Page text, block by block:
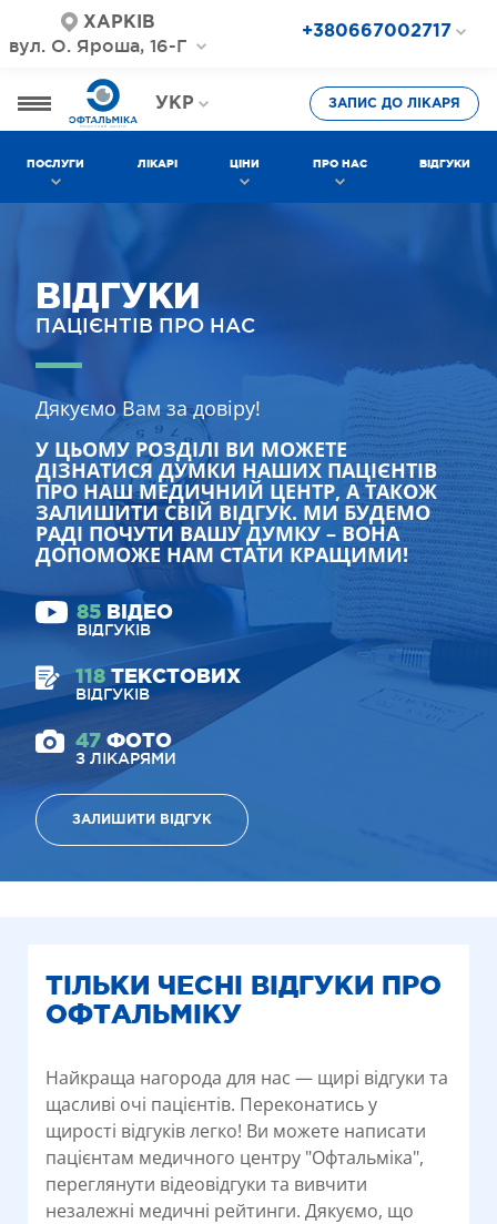
ХАРКІВ
вул. О. Яроша, 16-Г
+380667002717
+380577002717
УКР
РОС
ЗАПИС ДО ЛІКАРЯ
ПОСЛУГИ ЛІКАРІ ЦІНИ ПРО НАС ВІДГУКИ
ВІДГУКИ
ПАЦІЄНТІВ ПРО НАС
Дякуємо Вам за довіру!
У ЦЬОМУ РОЗДІЛІ ВИ МОЖЕТЕ
ДІЗНАТИСЯ ДУМКИ НАШИХ ПАЦІЄНТІВ
ПРО НАШ МЕДИЧНИЙ ЦЕНТР, А ТАКОЖ
ЗАЛИШИТИ СВІЙ ВІДГУК. МИ БУДЕМО
РАДІ ПОЧУТИ ВАШУ ДУМКУ – ВОНА
ДОПОМОЖЕ НАМ СТАТИ КРАЩИМИ!
85 ВІДЕО
ВІДГУКІВ
118 ТЕКСТОВИХ
ВІДГУКІВ
47 ФОТО
З ЛІКАРЯМИ
ЗАЛИШИТИ ВІДГУК
ТІЛЬКИ ЧЕСНІ ВІДГУКИ ПРО
ОФТАЛЬМІКУ
Найкраща нагорода для нас — щирі відгуки та
щасливі очі пацієнтів. Переконатись у
щирості відгуків легко! Ви можете написати
пацієнтам медичного центру "Офтальміка",
переглянути відеовідгуки та вивчити
незалежні медичні рейтинги. Дякуємо, що